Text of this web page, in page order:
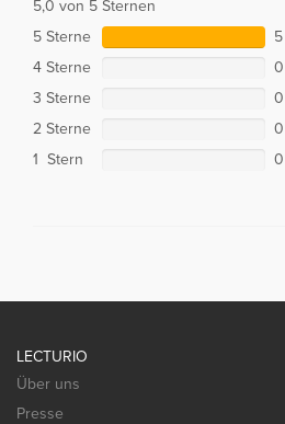
5,0 von 5 Sternen
5 Sterne
5
4 Sterne
0
3 Sterne
0
2 Sterne
0
1 Stern
0
LECTURIO
Über uns
Presse